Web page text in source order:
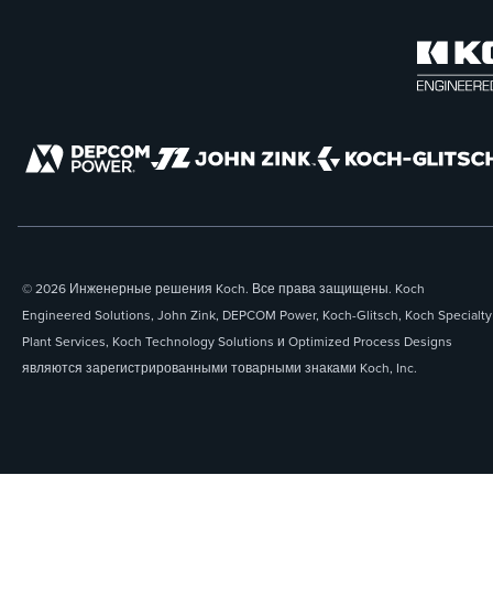
© 2026 Инженерные решения Koch. Все права защищены. Koch
Engineered Solutions, John Zink, DEPCOM Power, Koch-Glitsch, Koch Specialty
Plant Services, Koch Technology Solutions и Optimized Process Designs
являются зарегистрированными товарными знаками Koch, Inc.